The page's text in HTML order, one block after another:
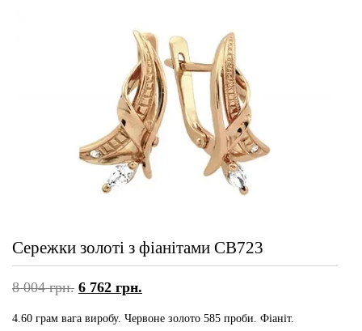
Сережки золоті з фіанітами СВ723
8 004грн. 6 762 грн.
4.60 грам вага виробу. Червоне золото 585 проби. Фіаніт.